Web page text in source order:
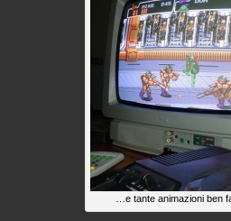
…e tante animazioni ben